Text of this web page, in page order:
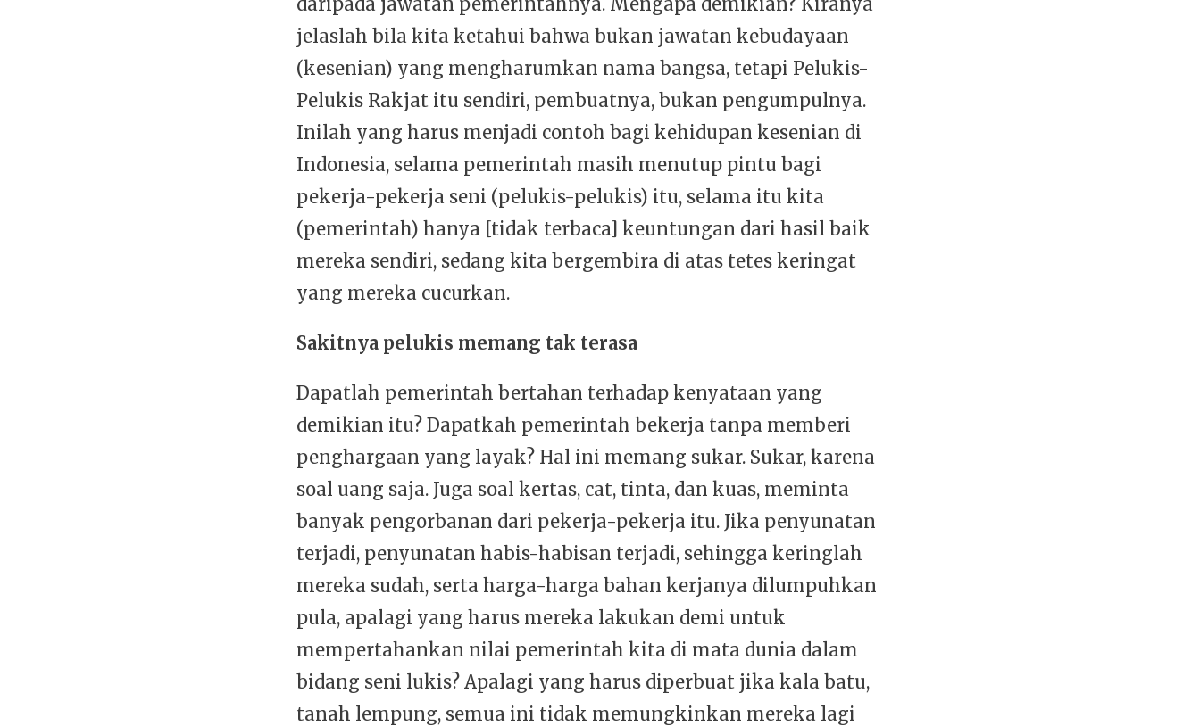
jelaslah bila kita ketahui bahwa bukan jawatan kebudayaan
(kesenian) yang mengharumkan nama bangsa, tetapi Pelukis-
Pelukis Rakjat itu sendiri, pembuatnya, bukan pengumpulnya.
Inilah yang harus menjadi contoh bagi kehidupan kesenian di
Indonesia, selama pemerintah masih menutup pintu bagi
pekerja-pekerja seni (pelukis-pelukis) itu, selama itu kita
(pemerintah) hanya [tidak terbaca] keuntungan dari hasil baik
mereka sendiri, sedang kita bergembira di atas tetes keringat
yang mereka cucurkan.
Sakitnya pelukis memang tak terasa
Dapatlah pemerintah bertahan terhadap kenyataan yang
demikian itu? Dapatkah pemerintah bekerja tanpa memberi
penghargaan yang layak? Hal ini memang sukar. Sukar, karena
soal uang saja. Juga soal kertas, cat, tinta, dan kuas, meminta
banyak pengorbanan dari pekerja-pekerja itu. Jika penyunatan
terjadi, penyunatan habis-habisan terjadi, sehingga keringlah
mereka sudah, serta harga-harga bahan kerjanya dilumpuhkan
pula, apalagi yang harus mereka lakukan demi untuk
mempertahankan nilai pemerintah kita di mata dunia dalam
bidang seni lukis? Apalagi yang harus diperbuat jika kala batu,
tanah lempung, semua ini tidak memungkinkan mereka lagi